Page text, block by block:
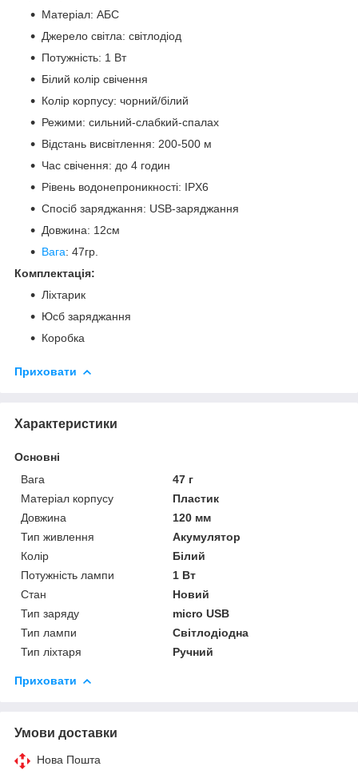
Матеріал: АБС
Джерело світла: світлодіод
Потужність: 1 Вт
Білий колір свічення
Колір корпусу: чорний/білий
Режими: сильний-слабкий-спалах
Відстань висвітлення: 200-500 м
Час свічення: до 4 годин
Рівень водонепроникності: IPX6
Спосіб заряджання: USB-заряджання
Довжина: 12см
Вага: 47гр.
Комплектація:
Ліхтарик
Юсб заряджання
Коробка
Приховати
Характеристики
Основні
Вага
47 г
Матеріал корпусу
Пластик
Довжина
120 мм
Тип живлення
Акумулятор
Колір
Білий
Потужність лампи
1 Вт
Стан
Новий
Тип заряду
micro USB
Тип лампи
Світлодіодна
Тип ліхтаря
Ручний
Приховати
Умови доставки
Нова Пошта